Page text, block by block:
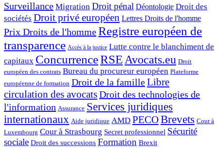
Surveillance Migration Droit pénal Déontologie Droit des
sociétés Droit privé européen Lettres Droits de l'homme
Prix Droits de l'hommeRegistre européen de
transparence Accès à la justice Lutte contre le blanchiment de
capitaux ConcurrenceRSEAvocats.eu Droit
européen des contrats Bureau du procureur européen Plateforme
européenne de formation Droit de la familleLibre
circulation des avocatsDroit des technologies de
l'information Assurance Services juridiques
internationaux Aide juridique AMD PECOBrevets Cour à
Luxembourg Cour à Strasbourg Secret professionnel Sécurité
sociale Droit des successions Formation Brexit